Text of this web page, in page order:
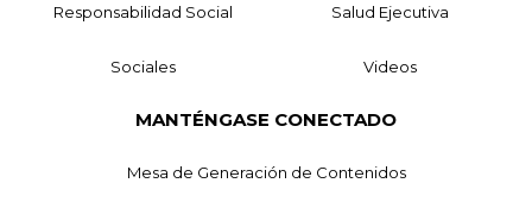
Responsabilidad Social Salud Ejecutiva
Sociales Videos
MANTÉNGASE CONECTADO
Mesa de Generación de Contenidos